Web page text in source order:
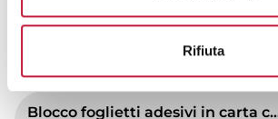
Rifiuta
Blocco foglietti adesivi